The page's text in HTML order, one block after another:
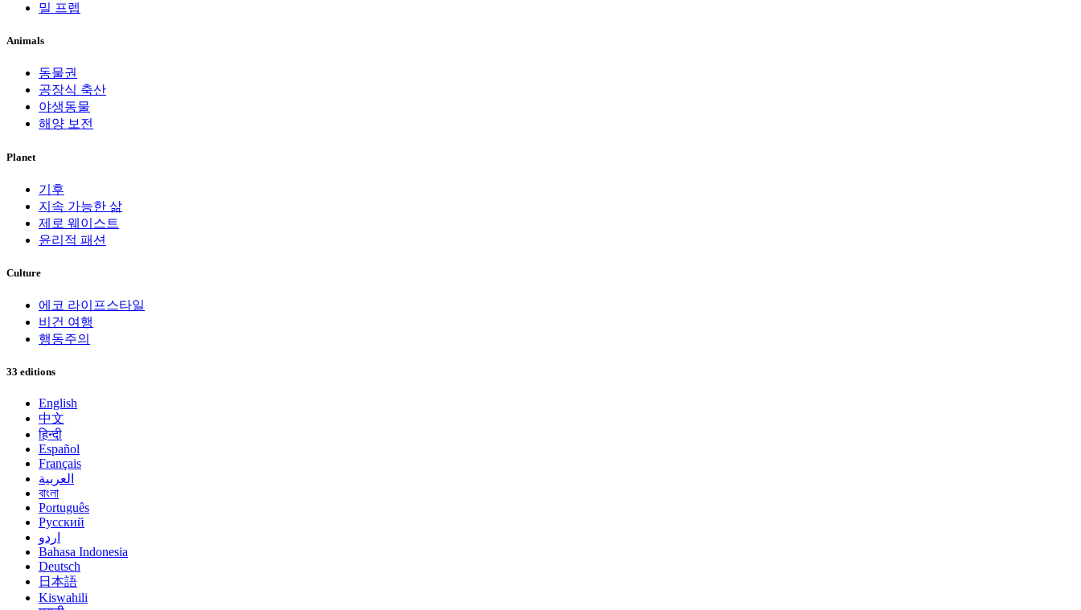
밀 프렙
Animals
동물권
공장식 축산
야생동물
해양 보전
Planet
기후
지속 가능한 삶
제로 웨이스트
윤리적 패션
Culture
에코 라이프스타일
비건 여행
행동주의
33 editions
English
中文
हिन्दी
Español
Français
العربية
বাংলা
Português
Русский
اردو
Bahasa Indonesia
Deutsch
日本語
Kiswahili